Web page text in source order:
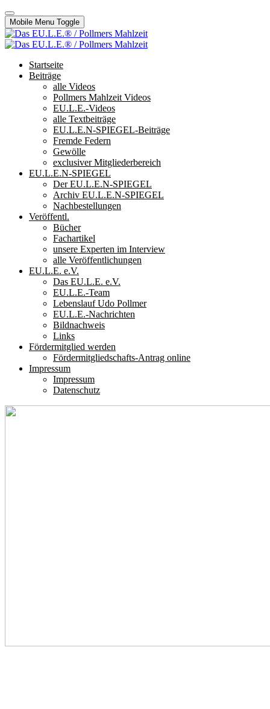
Mobile Menu Toggle
Startseite
Beiträge
alle Videos
Pollmers Mahlzeit Videos
EU.L.E.-Videos
alle Textbeiträge
EU.L.E.N-SPIEGEL-Beiträge
Fremde Federn
Gewölle
exclusiver Mitgliederbereich
EU.L.E.N-SPIEGEL
Der EU.L.E.N-SPIEGEL
Archiv EU.L.E.N-SPIEGEL
Nachbestellungen
Veröffentl.
Bücher
Fachartikel
unsere Experten im Interview
alle Veröffentlichungen
EU.L.E. e.V.
Das EU.L.E. e.V.
EU.L.E.-Team
Lebenslauf Udo Pollmer
EU.L.E.-Nachrichten
Bildnachweis
Links
Fördermitglied werden
Fördermitgliedschafts-Antrag online
Impressum
Impressum
Datenschutz